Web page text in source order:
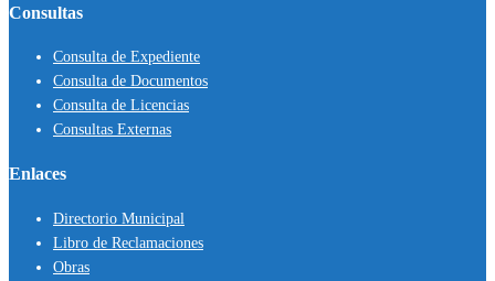
Consultas
Consulta de Expediente
Consulta de Documentos
Consulta de Licencias
Consultas Externas
Enlaces
Directorio Municipal
Libro de Reclamaciones
Obras